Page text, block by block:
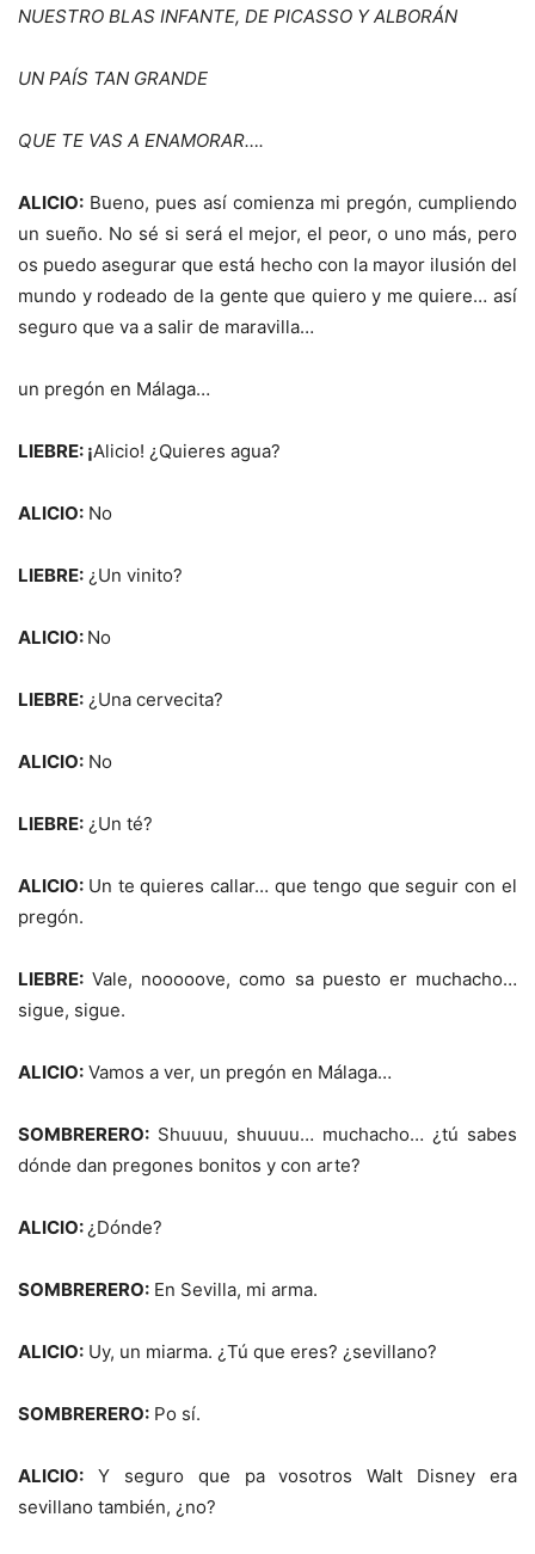
NUESTRO BLAS INFANTE, DE PICASSO Y ALBORÁN
UN PAÍS TAN GRANDE
QUE TE VAS A ENAMORAR….
ALICIO: Bueno, pues así comienza mi pregón, cumpliendo
un sueño. No sé si será el mejor, el peor, o uno más, pero
os puedo asegurar que está hecho con la mayor ilusión del
mundo y rodeado de la gente que quiero y me quiere… así
seguro que va a salir de maravilla…
un pregón en Málaga…
LIEBRE: ¡Alicio! ¿Quieres agua?
ALICIO: No
LIEBRE: ¿Un vinito?
ALICIO: No
LIEBRE: ¿Una cervecita?
ALICIO: No
LIEBRE: ¿Un té?
ALICIO: Un te quieres callar… que tengo que seguir con el
pregón.
LIEBRE: Vale, nooooove, como sa puesto er muchacho…
sigue, sigue.
ALICIO: Vamos a ver, un pregón en Málaga…
SOMBRERERO: Shuuuu, shuuuu… muchacho… ¿tú sabes
dónde dan pregones bonitos y con arte?
ALICIO:¿Dónde?
SOMBRERERO: En Sevilla, mi arma.
ALICIO: Uy, un miarma. ¿Tú que eres? ¿sevillano?
SOMBRERERO: Po sí.
ALICIO: Y seguro que pa vosotros Walt Disney era
sevillano también, ¿no?